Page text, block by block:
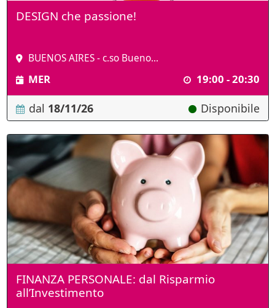
DESIGN che passione!
BUENOS AIRES - c.so Bueno...
MER 19:00 - 20:30
dal 18/11/26 Disponibile
FINANZA PERSONALE: dal Risparmio
all’Investimento